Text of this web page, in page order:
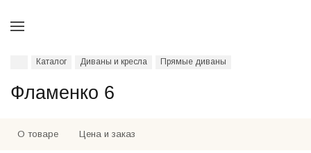
Каталог Диваны и кресла Прямые диваны
Фламенко 6
О товаре Цена и заказ